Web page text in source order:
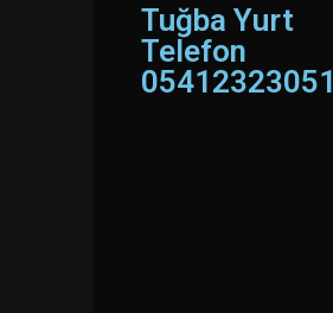
Tuğba Yurt
Telefon
05412323051